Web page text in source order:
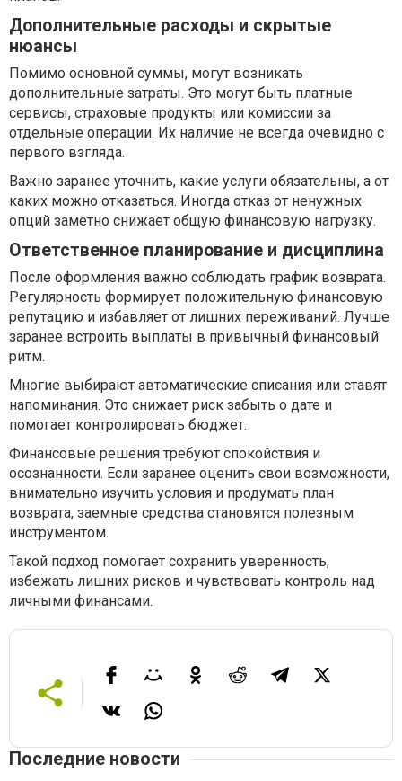
Дополнительные расходы и скрытые
нюансы
Помимо основной суммы, могут возникать
дополнительные затраты. Это могут быть платные
сервисы, страховые продукты или комиссии за
отдельные операции. Их наличие не всегда очевидно с
первого взгляда.
Важно заранее уточнить, какие услуги обязательны, а от
каких можно отказаться. Иногда отказ от ненужных
опций заметно снижает общую финансовую нагрузку.
Ответственное планирование и дисциплина
После оформления важно соблюдать график возврата.
Регулярность формирует положительную финансовую
репутацию и избавляет от лишних переживаний. Лучше
заранее встроить выплаты в привычный финансовый
ритм.
Многие выбирают автоматические списания или ставят
напоминания. Это снижает риск забыть о дате и
помогает контролировать бюджет.
Финансовые решения требуют спокойствия и
осознанности. Если заранее оценить свои возможности,
внимательно изучить условия и продумать план
возврата, заемные средства становятся полезным
инструментом.
Такой подход помогает сохранить уверенность,
избежать лишних рисков и чувствовать контроль над
личными финансами.
Последние новости